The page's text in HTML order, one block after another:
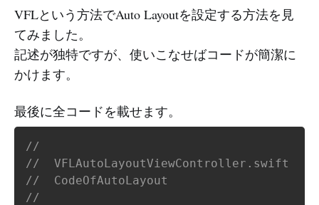
VFLという方法でAuto Layoutを設定する方法を見
てみました。
記述が独特ですが、使いこなせばコードが簡潔に
かけます。
最後に全コードを載せます。
//
//  VFLAutoLayoutViewController.swift
//  CodeOfAutoLayout
//